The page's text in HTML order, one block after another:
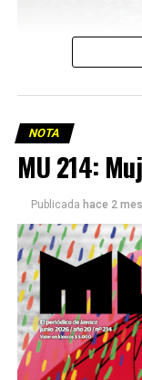
Este número 215
podría ser una
NOTA
MU 214:
Publicada hace 2